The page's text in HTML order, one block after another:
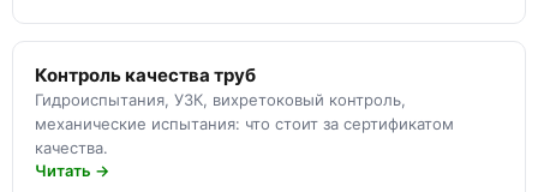
Контроль качества труб
Гидроиспытания, УЗК, вихретоковый контроль,
механические испытания: что стоит за сертификатом
качества.
Читать →